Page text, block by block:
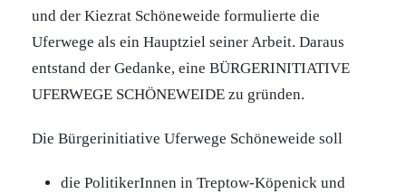
und der Kiezrat Schöneweide formulierte die
Uferwege als ein Hauptziel seiner Arbeit. Daraus
entstand der Gedanke, eine BÜRGERINITIATIVE
UFERWEGE SCHÖNEWEIDE zu gründen.
Die Bürgerinitiative Uferwege Schöneweide soll
die PolitikerInnen in Treptow-Köpenick und